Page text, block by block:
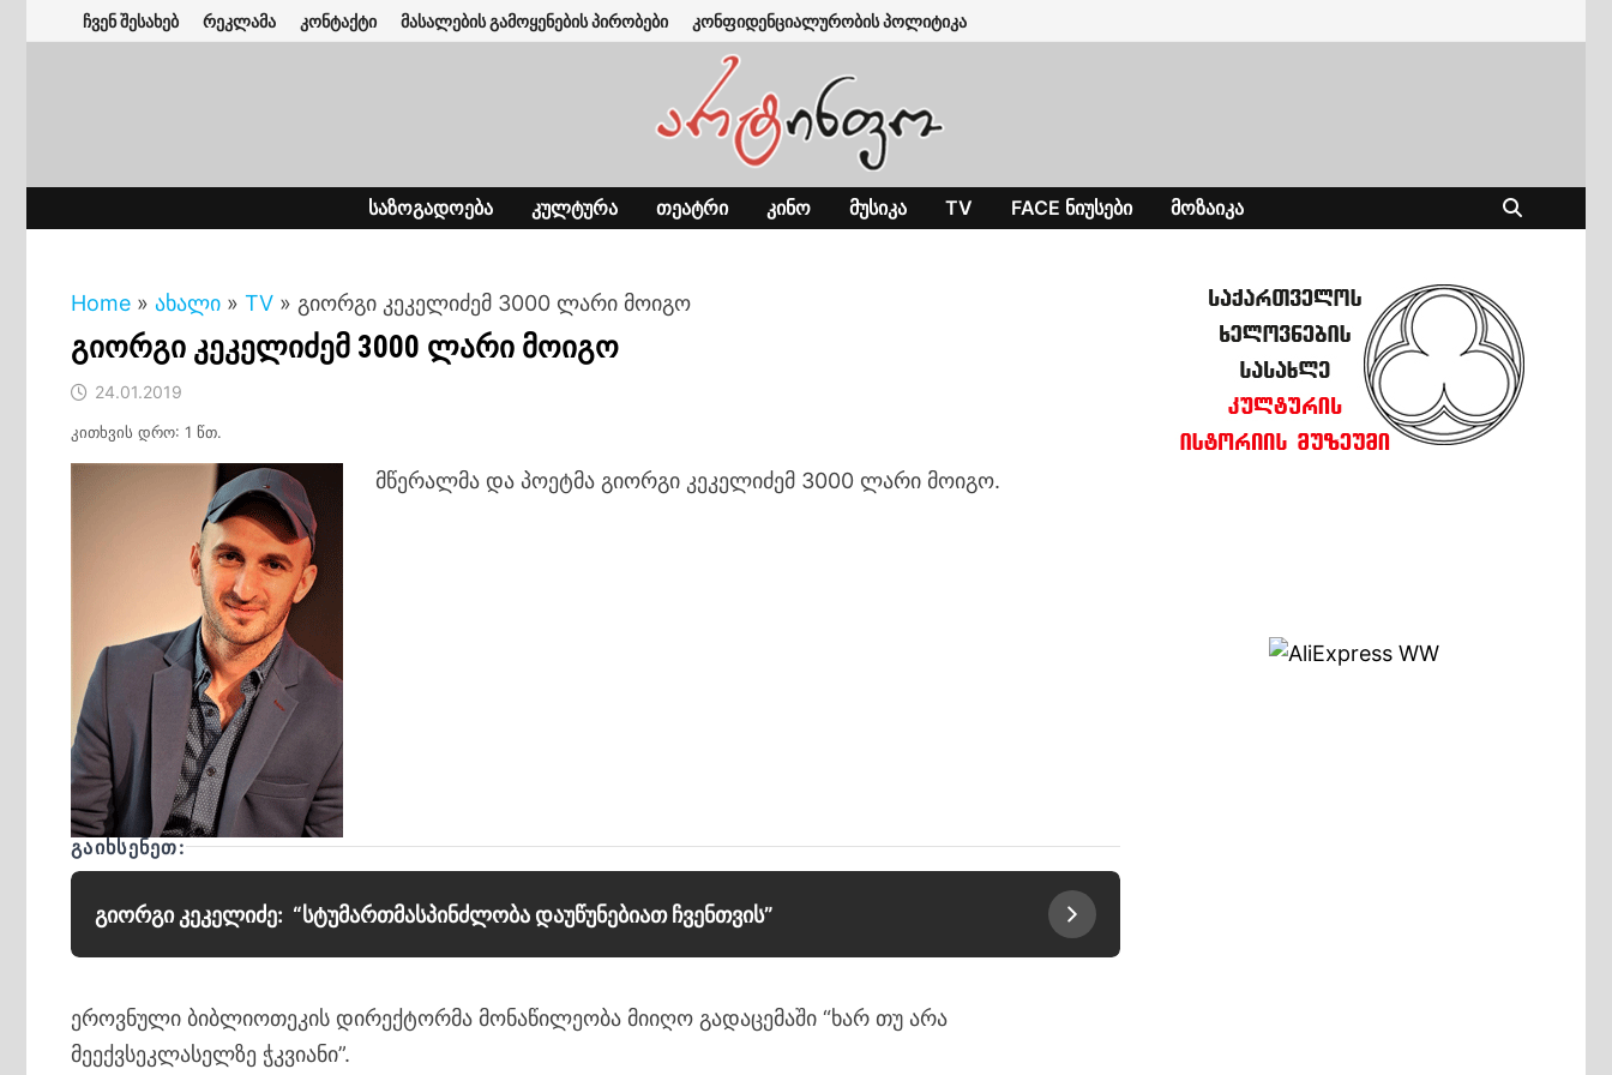
to
ჩვენ შესახებ რეკლამა კონტაქტი მასალების გამოყენების პირობები კონფიდენციალურობის პოლიტიკა
ᲡᲐᲖᲝᲒᲐᲓᲝᲔᲑᲐ ᲙᲣᲚᲢᲣᲠᲐ ᲗᲔᲐᲢᲠᲘ ᲙᲘᲜᲝ ᲛᲣᲡᲘᲙᲐ TV FACE ᲜᲘᲣᲡᲔᲑᲘ ᲛᲝᲖᲐᲘᲙᲐ
Home » ახალი » TV » გიორგი კეკელიძემ 3000 ლარი მოიგო
გიორგი კეკელიძემ 3000 ლარი მოიგო
24.01.2019
კითხვის დრო: 1 წთ.
მწერალმა და პოეტმა გიორგი კეკელიძემ 3000 ლარი მოიგო.
ᲒᲐᲘᲮᲡᲔᲜᲔᲗ:
გიორგი კეკელიძე: “სტუმართმასპინძლობა დაუწუნებიათ ჩვენთვის”
ეროვნული ბიბლიოთეკის დირექტორმა მონაწილეობა მიიღო გადაცემაში “ხარ თუ არა
მეექვსეკლასელზე ჭკვიანი”.